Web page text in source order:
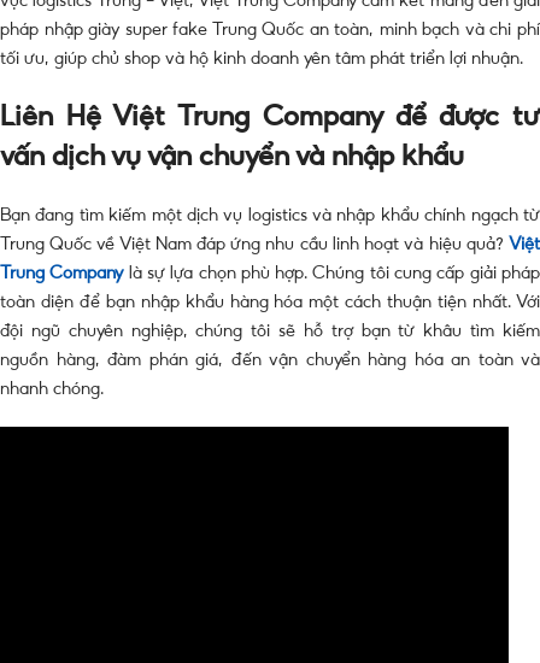
pháp nhập giày super fake Trung Quốc an toàn, minh bạch và chi phí
tối ưu, giúp chủ shop và hộ kinh doanh yên tâm phát triển lợi nhuận.
Liên Hệ Việt Trung Company để được tư
vấn dịch vụ vận chuyển và nhập khẩu
Bạn đang tìm kiếm một dịch vụ logistics và nhập khẩu chính ngạch từ
Trung Quốc về Việt Nam đáp ứng nhu cầu linh hoạt và hiệu quả? Việt
Trung Companylà sự lựa chọn phù hợp. Chúng tôi cung cấp giải pháp
toàn diện để bạn nhập khẩu hàng hóa một cách thuận tiện nhất. Với
đội ngũ chuyên nghiệp, chúng tôi sẽ hỗ trợ bạn từ khâu tìm kiếm
nguồn hàng, đàm phán giá, đến vận chuyển hàng hóa an toàn và
nhanh chóng.